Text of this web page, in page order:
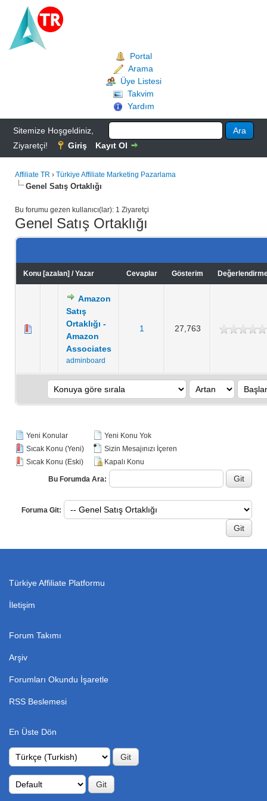
Portal
Arama
Üye Listesi
Takvim
Yardım
Sitemize Hoşgeldiniz,
Ziyaretçi!
Giriş Kayıt Ol
Affiliate TR › Türkiye Affiliate Marketing Pazarlama
Genel Satış Ortaklığı
Bu forumu gezen kullanıcı(lar): 1 Ziyaretçi
Genel Satış Ortaklığı
Konu [azalan] /Yazar Cevaplar Gösterim
Amazon
Satış
Ortaklığı -
Amazon
Associates
adminboard
1 27,763
Yeni Konular
Sıcak Konu (Yeni)
Sıcak Konu (Eski)
Yeni Konu Yok
Sizin Mesajınızı İçeren
Kapalı Konu
Bu Forumda Ara:
Foruma Git:
Türkiye Affiliate Platformu
İletişim
Forum Takımı
Arşiv
Forumları Okundu İşaretle
RSS Beslemesi
En Üste Dön